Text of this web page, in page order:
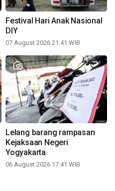
Festival Hari Anak Nasional
DIY
07 August 2026 21:41 WIB
Lelang barang rampasan
Kejaksaan Negeri
Yogyakarta
06 August 2026 17:41 WIB